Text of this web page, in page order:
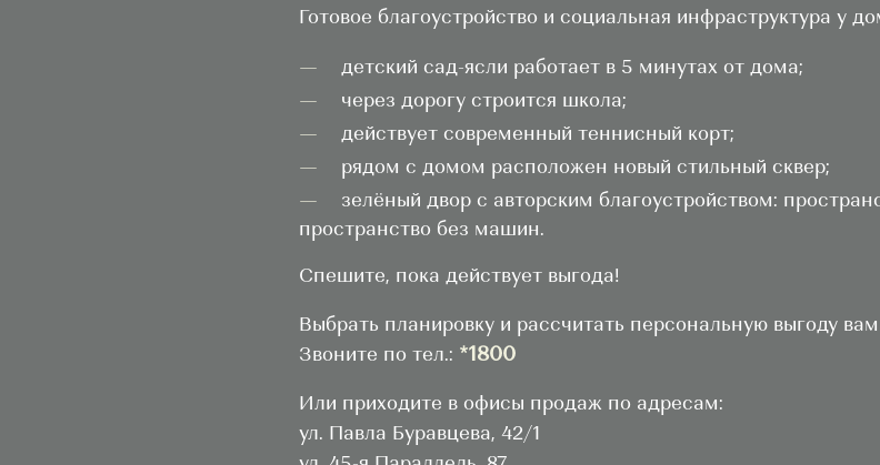
Готовое благоустройство и социальная инфраструктура у
детский сад-ясли работает в 5 минутах от дома;
через дорогу строится школа;
действует современный теннисный корт;
рядом с домом расположен новый стильный сквер;
зелёный двор с авторским благоустройством:
пространство без машин.
Спешите, пока действует выгода!
Выбрать планировку и рассчитать персональную выгоду
Звоните по тел.: *1800
Или приходите в офисы продаж по адресам:
ул. Павла Буравцева, 42/1